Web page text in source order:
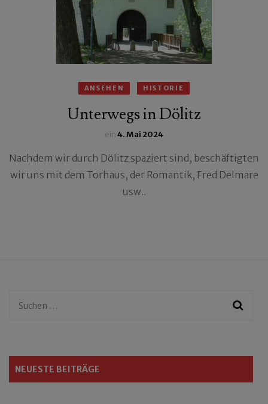
ANSEHEN HISTORIE
Unterwegs in Dölitz
ein4. Mai 2024
Nachdem wir durch Dölitz spaziert sind, beschäftigten
wir uns mit dem Torhaus, der Romantik, Fred Delmare
usw..
Suchen
NEUESTE BEITRÄGE